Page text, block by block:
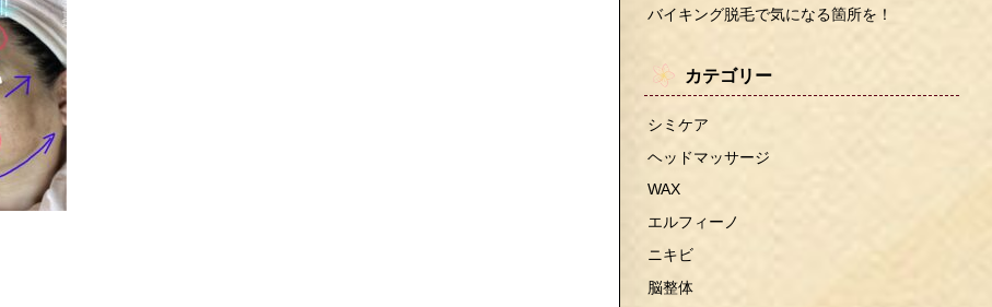
バイキング脱毛で気になる箇所を！
カテゴリー
シミケア
ヘッドマッサージ
WAX
エルフィーノ
ニキビ
脳整体